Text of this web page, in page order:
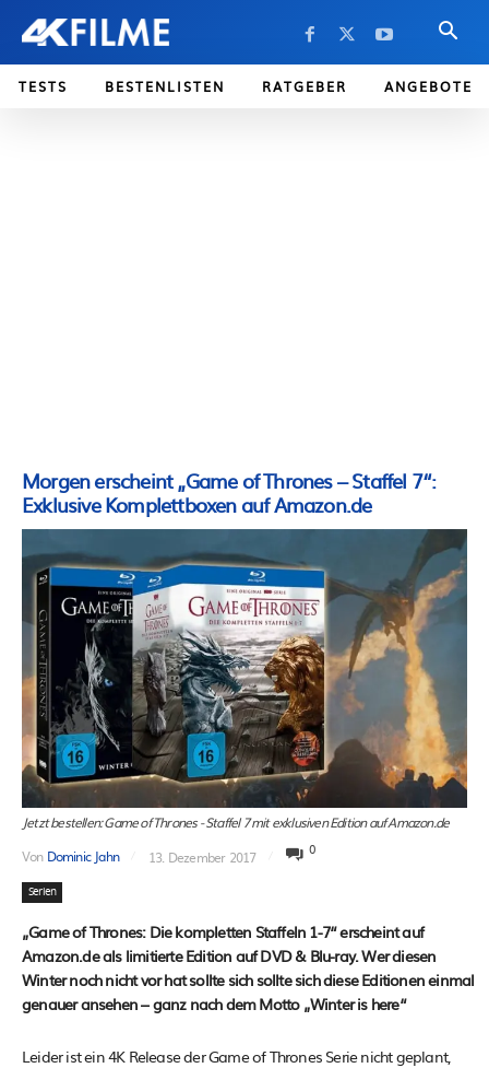
TESTS BESTENLISTEN RATGEBER ANGEBOTE
Morgen erscheint „Game of Thrones – Staffel 7“:
Exklusive Komplettboxen auf Amazon.de
Jetzt bestellen: Game of Thrones - Staffel 7 mit exklusiven Edition auf Amazon.de
Von Dominic Jahn 13. Dezember 2017 0
Serien
„Game of Thrones: Die kompletten Staffeln 1-7“ erscheint auf
Amazon.de als limitierte Edition auf DVD & Blu-ray. Wer diesen
Winter noch nicht vor hat sollte sich sollte sich diese Editionen einmal
genauer ansehen – ganz nach dem Motto „Winter is here“
Leider ist ein 4K Release der Game of Thrones Serie nicht geplant,